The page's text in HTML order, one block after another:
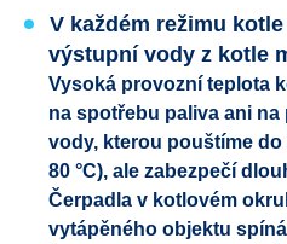
V každém režimu
výstupní vody z kotle
Vysoká provozní teplota
na spotřebu paliva ani
vody, kterou pouštíme
80 °C), ale zabezpečí
Čerpadla v kotlovém
vytápěného objektu